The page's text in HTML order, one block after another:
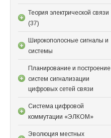
Теория электрической связи
(37)
Широкополосные сигналы и
системы
Планирование и построение
систем сигнализации
цифровых сетей связи
Система цифровой
коммутации «ЭЛКОМ»
Эволюция местных